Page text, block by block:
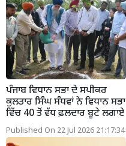
ਪੰਜਾਬ ਵਿਧਾਨ ਸਭਾ ਦੇ ਸਪੀਕਰ
ਕੁਲਤਾਰ ਸਿੰਘ ਸੰਧਵਾਂ ਨੇ ਵਿਧਾਨ ਸਭਾ
ਵਿੱਚ 40 ਤੋਂ ਵੱਧ ਫ਼ਲਦਾਰ ਬੂਟੇ ਲਗਾਏ
Published On 22 Jul 2026 21:17:34